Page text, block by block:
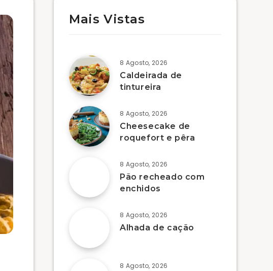
Mais Vistas
8 Agosto, 2026
Caldeirada de
tintureira
8 Agosto, 2026
Cheesecake de
roquefort e pêra
8 Agosto, 2026
Pão recheado com
enchidos
8 Agosto, 2026
Alhada de cação
8 Agosto, 2026